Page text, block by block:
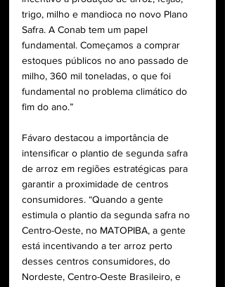
trigo, milho e mandioca no novo Plano
Safra. A Conab tem um papel
fundamental. Começamos a comprar
estoques públicos no ano passado de
milho, 360 mil toneladas, o que foi
fundamental no problema climático do
fim do ano.”
Fávaro destacou a importância de
intensificar o plantio de segunda safra
de arroz em regiões estratégicas para
garantir a proximidade de centros
consumidores. “Quando a gente
estimula o plantio da segunda safra no
Centro-Oeste, no MATOPIBA, a gente
está incentivando a ter arroz perto
desses centros consumidores, do
Nordeste, Centro-Oeste Brasileiro, e